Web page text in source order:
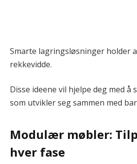
Smarte lagringsløsninger holder
rekkevidde.
Disse ideene vil hjelpe deg med å
som utvikler seg sammen med
Modulær møbler:
hver fase